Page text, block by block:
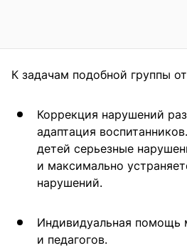
К задачам подобной группы
Коррекция нарушений
адаптация
детей серьезные
и максимально
нарушений.
Индивидуальная помощь
и педагогов.